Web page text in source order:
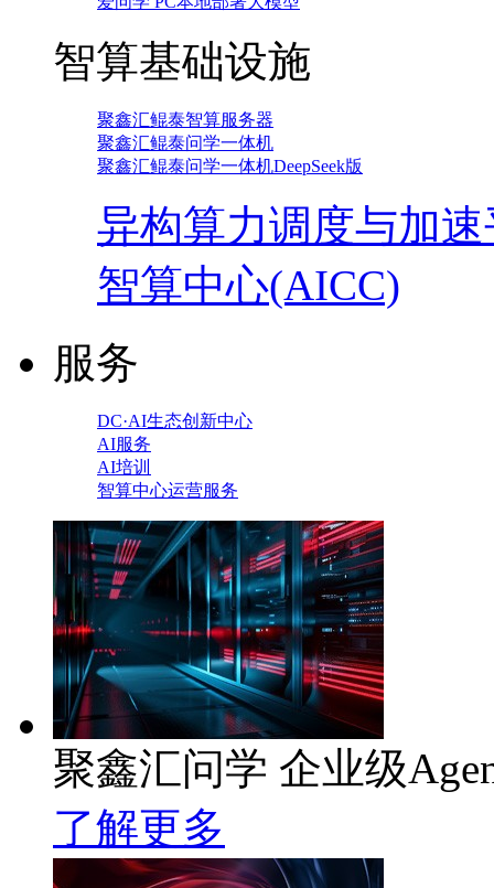
智算基础设施
聚鑫汇鲲泰智算服务器
聚鑫汇鲲泰问学一体机
聚鑫汇鲲泰问学一体机DeepSeek版
异构算力调度与加
智算中心(AICC)
服务
DC·AI生态创新中心
AI服务
AI培训
智算中心运营服务
聚鑫汇问学 企业级
了解更多